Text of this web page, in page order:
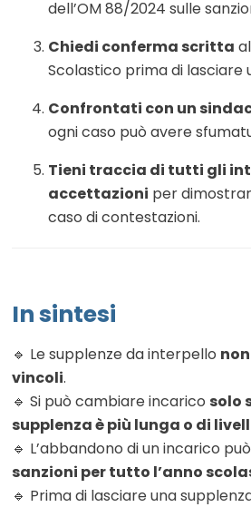
dell’OM 88/2024 sulle
Chiedi conferma scritta
Scolastico prima di lasciare
Confrontati con un
ogni caso può avere
Tieni traccia di tutti gli
accettazioni per
caso di contestazioni.
In sintesi
🔹 Le supplenze da interpello
vincoli.
🔹 Si può cambiare incarico solo
supplenza è più lunga o di
🔹 L’abbandono di un incarico
sanzioni per tutto l’anno
🔹 Prima di lasciare una